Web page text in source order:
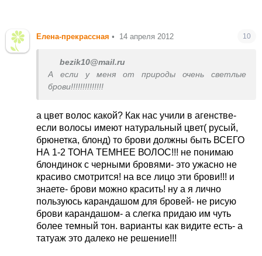
Елена-прекрассная • 14 апреля 2012 10
bezik10@mail.ru
А если у меня от природы очень светлые
брови!!!!!!!!!!!!!!
а цвет волос какой? Как нас учили в агенстве-
если волосы имеют натуральный цвет( русый,
брюнетка, блонд) то брови должны быть ВСЕГО
НА 1-2 ТОНА ТЕМНЕЕ ВОЛОС!!! не понимаю
блондинок с черными бровями- это ужасно не
красиво смотрится! на все лицо эти брови!!! и
знаете- брови можно красить! ну а я лично
пользуюсь карандашом для бровей- не рисую
брови карандашом- а слегка придаю им чуть
более темный тон. варианты как видите есть- а
татуаж это далеко не решение!!!